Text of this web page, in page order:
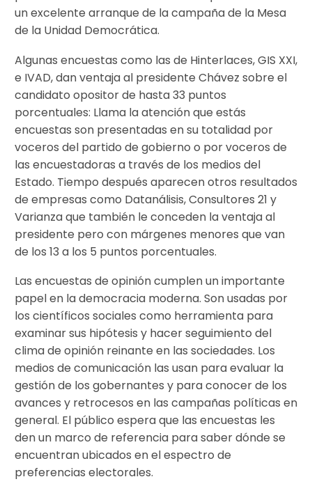
un excelente arranque de la campaña de la Mesa
de la Unidad Democrática.
Algunas encuestas como las de Hinterlaces, GIS XXI,
e IVAD, dan ventaja al presidente Chávez sobre el
candidato opositor de hasta 33 puntos
porcentuales: Llama la atención que estás
encuestas son presentadas en su totalidad por
voceros del partido de gobierno o por voceros de
las encuestadoras a través de los medios del
Estado. Tiempo después aparecen otros resultados
de empresas como Datanálisis, Consultores 21 y
Varianza que también le conceden la ventaja al
presidente pero con márgenes menores que van
de los 13 a los 5 puntos porcentuales.
Las encuestas de opinión cumplen un importante
papel en la democracia moderna. Son usadas por
los científicos sociales como herramienta para
examinar sus hipótesis y hacer seguimiento del
clima de opinión reinante en las sociedades. Los
medios de comunicación las usan para evaluar la
gestión de los gobernantes y para conocer de los
avances y retrocesos en las campañas políticas en
general. El público espera que las encuestas les
den un marco de referencia para saber dónde se
encuentran ubicados en el espectro de
preferencias electorales.